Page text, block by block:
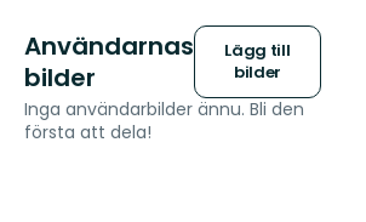
Användarnas
bilder
Lägg till
bilder
Inga användarbilder ännu. Bli den
första att dela!